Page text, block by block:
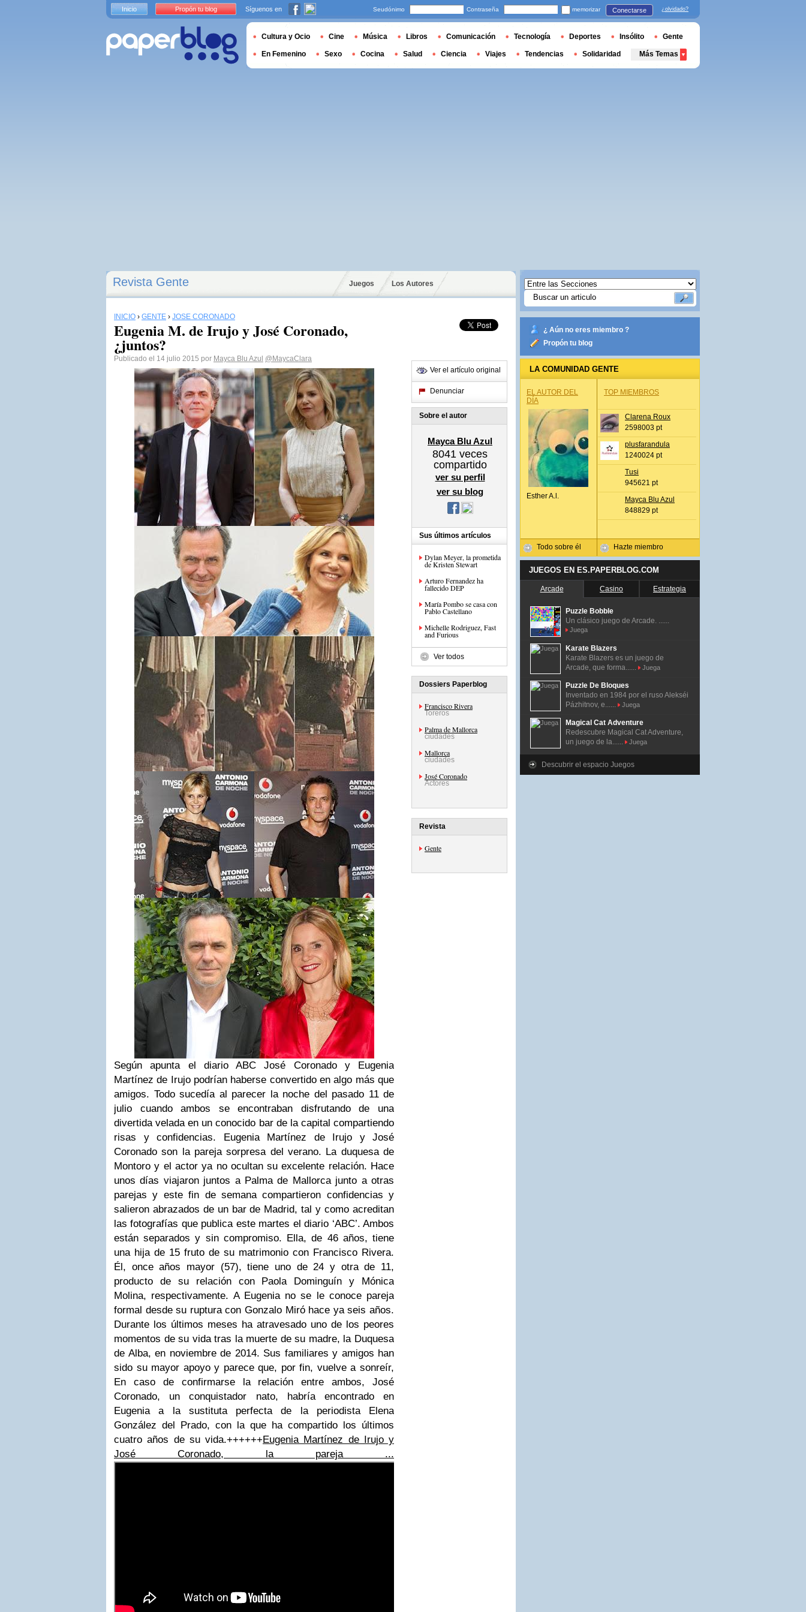
Revista Gente Juegos Los Autores
INICIO › GENTE › JOSÉ CORONADO
Eugenia M. de Irujo y José Coronado,
¿juntos?
Publicado el 14 julio 2015 por Mayca Blu Azul @MaycaClara
Según apunta el diario ABC José Coronado y Eugenia
Martínez de Irujo podrían haberse convertido en algo más que
amigos. Todo sucedía al parecer la noche del pasado 11 de
julio cuando ambos se encontraban disfrutando de una
divertida velada en un conocido bar de la capital compartiendo
risas y confidencias. Eugenia Martínez de Irujo y José
Coronado son la pareja sorpresa del verano. La duquesa de
Montoro y el actor ya no ocultan su excelente relación. Hace
unos días viajaron juntos a Palma de Mallorca junto a otras
parejas y este fin de semana compartieron confidencias y
salieron abrazados de un bar de Madrid, tal y como acreditan
las fotografías que publica este martes el diario ‘ABC’. Ambos
están separados y sin compromiso. Ella, de 46 años, tiene
una hija de 15 fruto de su matrimonio con Francisco Rivera.
Él, once años mayor (57), tiene uno de 24 y otra de 11,
producto de su relación con Paola Dominguín y Mónica
Molina, respectivamente. A Eugenia no se le conoce pareja
formal desde su ruptura con Gonzalo Miró hace ya seis años.
Durante los últimos meses ha atravesado uno de los peores
momentos de su vida tras la muerte de su madre, la Duquesa
de Alba, en noviembre de 2014. Sus familiares y amigos han
sido su mayor apoyo y parece que, por fin, vuelve a sonreír,
En caso de confirmarse la relación entre ambos, José
Coronado, un conquistador nato, habría encontrado en
Eugenia a la sustituta perfecta de la periodista Elena
González del Prado, con la que ha compartido los últimos
cuatro años de su vida.++++++Eugenia Martínez de Irujo y
José Coronado, la pareja ...
Ver el artículo original
Denunciar
Sobre el autor
Mayca Blu Azul
8041 veces
compartido
ver su perfil
ver su blog
Sus últimos artículos
Dylan Meyer, la prometida
de Kristen Stewart
Arturo Fernandez ha
fallecido DEP
María Pombo se casa con
Pablo Castellano
Michelle Rodriguez, Fast
and Furious
Ver todos
Dossiers Paperblog
Francisco Rivera
Toreros
Palma de Mallorca
ciudades
Mallorca
ciudades
José Coronado
Actores
Revista
Gente
¿ Aún no eres miembro ?
Propón tu blog
LA COMUNIDAD GENTE
EL AUTOR DEL
DÍA
Esther A.l.
Todo sobre él
TOP MIEMBROS
Clarena Roux
2598003 pt
plusfarandula
1240024 pt
Tusi
945621 pt
Mayca Blu Azul
848829 pt
Hazte miembro
JUEGOS EN ES.PAPERBLOG.COM
Arcade Casino Estrategia
Puzzle Bobble
Un clásico juego de Arcade. ......
Juega
Karate Blazers
Karate Blazers es un juego de
Arcade, que forma......
Juega
Puzzle De Bloques
Inventado en 1984 por el ruso Alekséi
Pázhitnov, e......
Juega
Magical Cat Adventure
Redescubre Magical Cat Adventure,
un juego de la......
Juega
Descubrir el espacio Juegos
Inicio Propón tu blog Síguenos en Seudónimo Contraseña memorizar Conectarse ¿olvidado?
Cultura y Ocio Cine Música Libros Comunicación Tecnología Deportes Insólito Gente
En Femenino Sexo Cocina Salud Ciencia Viajes Tendencias Solidaridad Más Temas